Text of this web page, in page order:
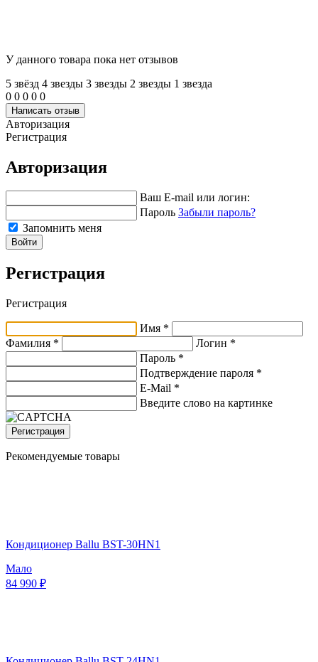
У данного товара пока нет отзывов
5 звёзд 4 звeзды 3 звeзды 2 звeзды 1 звeзда
0 0 0 0 0
Написать отзыв
Авторизация
Регистрация
Авторизация
Ваш E-mail или логин:
Пароль Забыли пароль?
Запомнить меня
Войти
Регистрация
Регистрация
Имя *
Фамилия *
Логин *
Пароль *
Подтверждение пароля *
E-Mail *
Введите слово на картинке
Регистрация
Рекомендуемые товары
Кондиционер Ballu BST-30HN1
Мало
84 990 ₽